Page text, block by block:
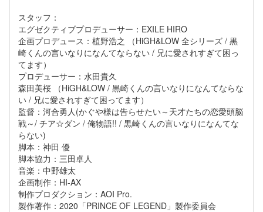
スタッフ：
エグゼクティブプロデューサー：EXILE HIRO
企画プロデュース：植野浩之 （HiGH&LOW 全シリーズ / 黒
崎くんの言いなりになんてならない / 兄に愛されすぎて困っ
てます）
プロデューサー：水田貴久
森田美桜 （HiGH&LOW / 黒崎くんの言いなりになんてならな
い / 兄に愛されすぎて困ってます）
監督：河合勇人(かぐや様は告らせたい～天才たちの恋愛頭脳
戦～/ チア☆ダン / 俺物語!! / 黒崎くんの言いなりになんてな
らない)
脚本：神田 優
脚本協力：三田卓人
音楽：中野雄太
企画制作：HI-AX
制作プロダクション：AOI Pro.
製作著作：2020「PRINCE OF LEGEND」製作委員会